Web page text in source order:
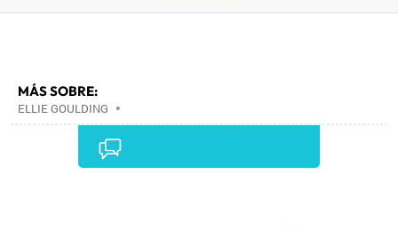
MÁS SOBRE:
ELLIE GOULDING •